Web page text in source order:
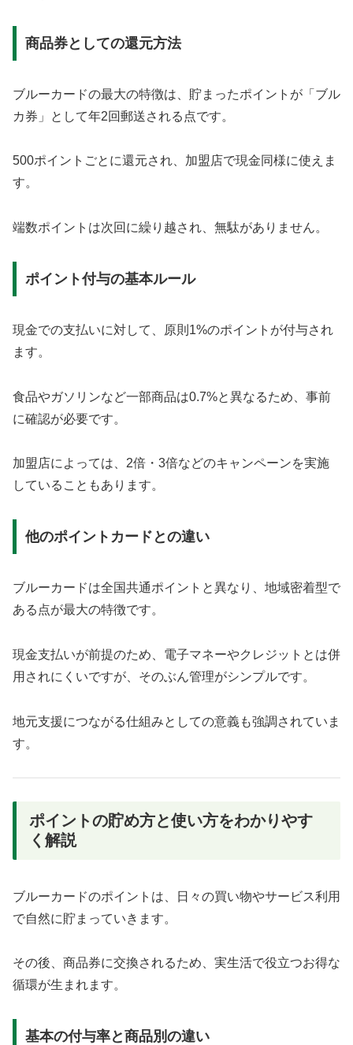
商品券としての還元方法
ブルーカードの最大の特徴は、貯まったポイントが「ブル
カ券」として年2回郵送される点です。
500ポイントごとに還元され、加盟店で現金同様に使えま
す。
端数ポイントは次回に繰り越され、無駄がありません。
ポイント付与の基本ルール
現金での支払いに対して、原則1%のポイントが付与され
ます。
食品やガソリンなど一部商品は0.7%と異なるため、事前
に確認が必要です。
加盟店によっては、2倍・3倍などのキャンペーンを実施
していることもあります。
他のポイントカードとの違い
ブルーカードは全国共通ポイントと異なり、地域密着型で
ある点が最大の特徴です。
現金支払いが前提のため、電子マネーやクレジットとは併
用されにくいですが、そのぶん管理がシンプルです。
地元支援につながる仕組みとしての意義も強調されていま
す。
ポイントの貯め方と使い方をわかりやす
く解説
ブルーカードのポイントは、日々の買い物やサービス利用
で自然に貯まっていきます。
その後、商品券に交換されるため、実生活で役立つお得な
循環が生まれます。
基本の付与率と商品別の違い